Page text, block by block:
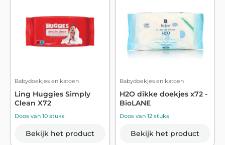
Babydoekjes en katoen
Ling Huggies Simply
Clean X72
Doos van 10 stuks
Bekijk het product
Babydoekjes en katoen
H2O dikke doekjes x72 -
BioLANE
Doos van 12 stuks
Bekijk het product